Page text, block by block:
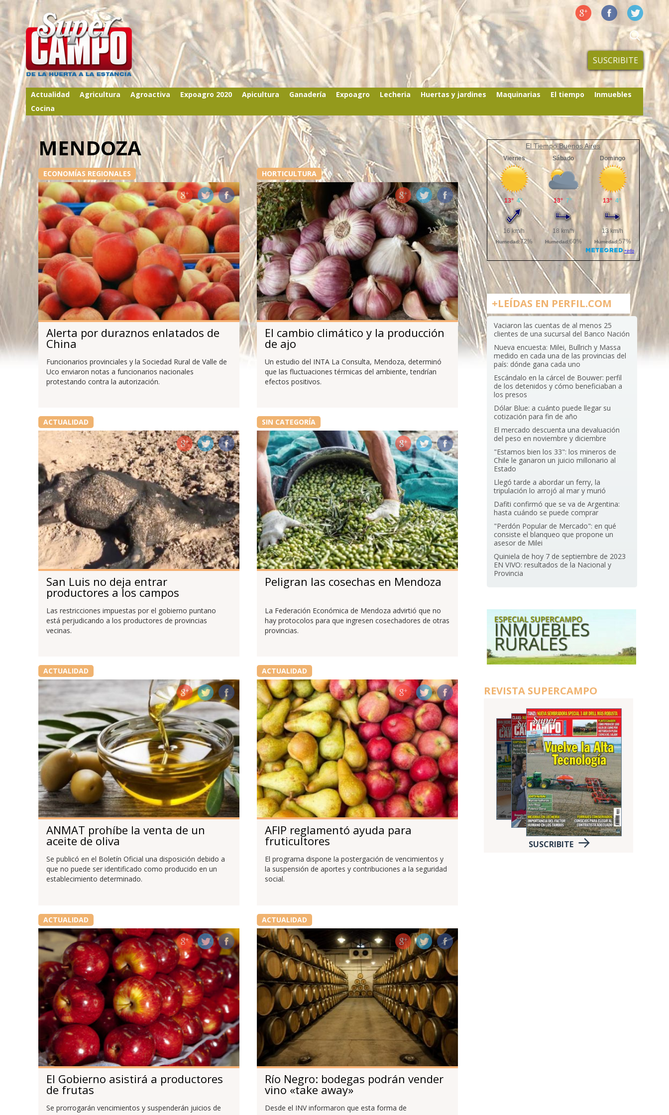
SUSCRIBITE
Actualidad Agricultura Agroactiva Expoagro 2020 Apicultura Ganadería Expoagro Lecheria Huertas y jardines Maquinarias El tiempo
Inmuebles
Cocina
MENDOZA
ECONOMÍAS REGIONALES
Alerta por duraznos enlatados de
China
Funcionarios provinciales y la Sociedad Rural de Valle de
Uco enviaron notas a funcionarios nacionales
protestando contra la autorización.
HORTICULTURA
El cambio climático y la producción
de ajo
Un estudio del INTA La Consulta, Mendoza, determinó
que las fluctuaciones térmicas del ambiente, tendrían
efectos positivos.
ACTUALIDAD
San Luis no deja entrar
productores a los campos
Las restricciones impuestas por el gobierno puntano
está perjudicando a los productores de provincias
vecinas.
SIN CATEGORÍA
Peligran las cosechas en Mendoza
La Federación Económica de Mendoza advirtió que no
hay protocolos para que ingresen cosechadores de otras
provincias.
ACTUALIDAD
ANMAT prohíbe la venta de un
aceite de oliva
Se publicó en el Boletín Oficial una disposición debido a
que no puede ser identificado como producido en un
establecimiento determinado.
ACTUALIDAD
AFIP reglamentó ayuda para
fruticultores
El programa dispone la postergación de vencimientos y
la suspensión de aportes y contribuciones a la seguridad
social.
ACTUALIDAD
El Gobierno asistirá a productores
de frutas
Se prorrogarán vencimientos y suspenderán juicios de
ACTUALIDAD
Río Negro: bodegas podrán vender
vino «take away»
Desde el INV informaron que esta forma de
El Tiempo Buenos Aires
+LEÍDAS EN PERFIL.COM
Vaciaron las cuentas de al menos 25
clientes de una sucursal del Banco Nación
Nueva encuesta: Milei, Bullrich y Massa
medido en cada una de las provincias del
país: dónde gana cada uno
Escándalo en la cárcel de Bouwer: perfil
de los detenidos y cómo beneficiaban a
los presos
Dólar Blue: a cuánto puede llegar su
cotización para fin de año
El mercado descuenta una devaluación
del peso en noviembre y diciembre
"Estamos bien los 33": los mineros de
Chile le ganaron un juicio millonario al
Estado
Llegó tarde a abordar un ferry, la
tripulación lo arrojó al mar y murió
Dafiti confirmó que se va de Argentina:
hasta cuándo se puede comprar
"Perdón Popular de Mercado": en qué
consiste el blanqueo que propone un
asesor de Milei
Quiniela de hoy 7 de septiembre de 2023
EN VIVO: resultados de la Nacional y
Provincia
REVISTA SUPERCAMPO
SUSCRIBITE